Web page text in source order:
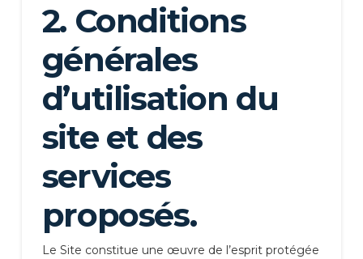
2. Conditions
générales
d’utilisation du
site et des
services
proposés.
Le Site constitue une œuvre de l’esprit protégée